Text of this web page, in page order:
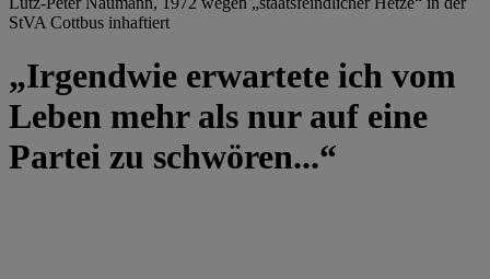
StVA Cottbus inhaftiert
„Irgendwie erwartete ich vom
Leben mehr als nur auf eine
Partei zu schwören...“